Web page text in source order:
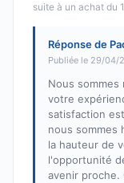
suite à un achat du
Réponse de
Publiée le 29/04/
Nous
votre
satisfaction
nous sommes
la hauteur de
l'opportunité
avenir proche.